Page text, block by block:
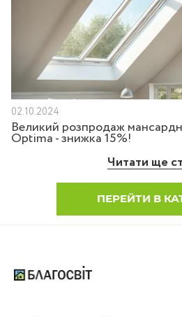
02.10.2024
Великий розпродаж
Optima - знижка 15%!
Читати ще
ПЕРЕЙТИ В